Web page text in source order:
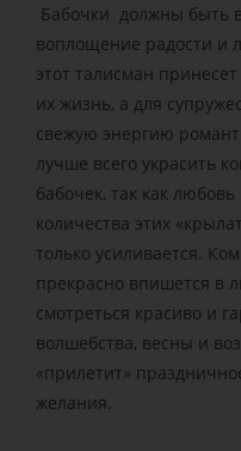
Бабочки должны быть
воплощение радости и
этот талисман
их жизнь, а для
свежую энергию
лучше всего украсить
бабочек, так как
количества этих
только усиливается.
прекрасно впишется в
смотреться красиво и
волшебства, весны и
«прилетит»
желания.